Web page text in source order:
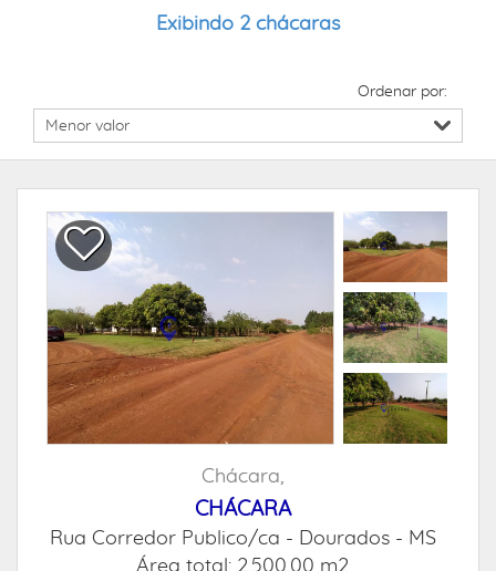
Exibindo 2 chácaras
Ordenar por:
Chácara,
CHÁCARA
Rua Corredor Publico/ca - Dourados - MS
Área total: 2.500,00 m2